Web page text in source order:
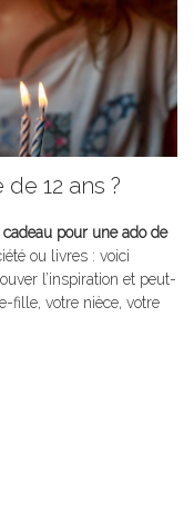
12 ans ?
cadeau pour une ado de
ou livres : voici
l’inspiration et peut-
fille, votre nièce, votre